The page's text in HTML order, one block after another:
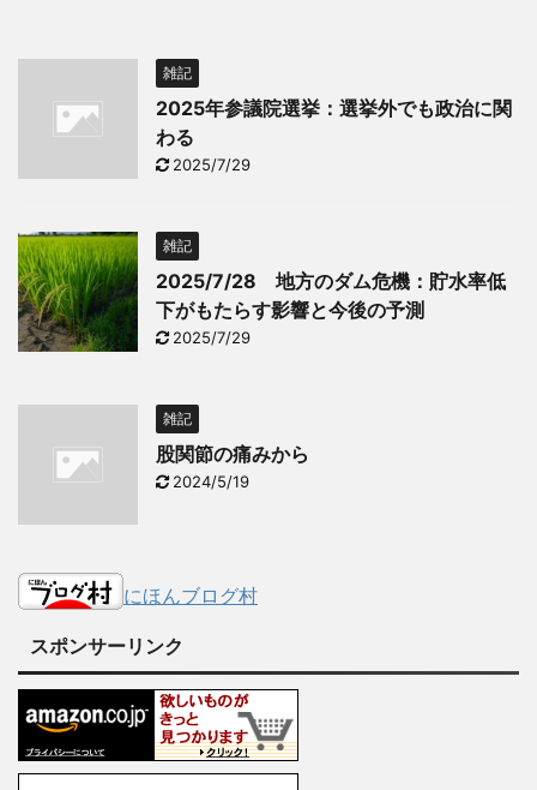
雑記
2025年参議院選挙：選挙外でも政治に関
わる
2025/7/29
雑記
2025/7/28 地方のダム危機：貯水率低
下がもたらす影響と今後の予測
2025/7/29
雑記
股関節の痛みから
2024/5/19
にほんブログ村
スポンサーリンク